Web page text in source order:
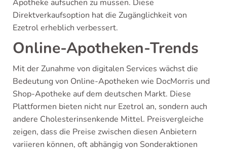
Apotheke aufsuchen zu müssen. Diese
Direktverkaufsoption hat die Zugänglichkeit von
Ezetrol erheblich verbessert.
Online-Apotheken-Trends
Mit der Zunahme von digitalen Services wächst die
Bedeutung von Online-Apotheken wie DocMorris und
Shop-Apotheke auf dem deutschen Markt. Diese
Plattformen bieten nicht nur Ezetrol an, sondern auch
andere Cholesterinsenkende Mittel. Preisvergleiche
zeigen, dass die Preise zwischen diesen Anbietern
variieren können, oft abhängig von Sonderaktionen